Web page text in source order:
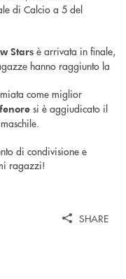
di Calcio a 5 del
Stars è arrivata in finale,
hanno raggiunto la
come miglior
si è aggiudicato il
di condivisione e
ragazzi!
SHARE